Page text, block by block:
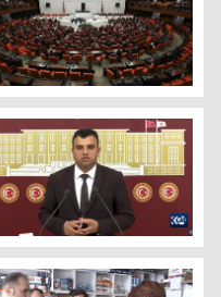
مشاجره در پارلمان ترکیه
عمر اوجالان، نماینده